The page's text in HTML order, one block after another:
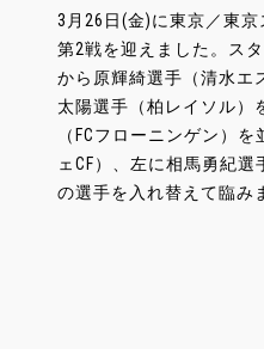
3月26日(金)に東京／東
第2戦を迎えました。ス
から原輝綺選手（清水エ
太陽選手（柏レイソル）
（FCフローニンゲン）
ェCF）、左に相馬勇紀
の選手を入れ替えて臨み